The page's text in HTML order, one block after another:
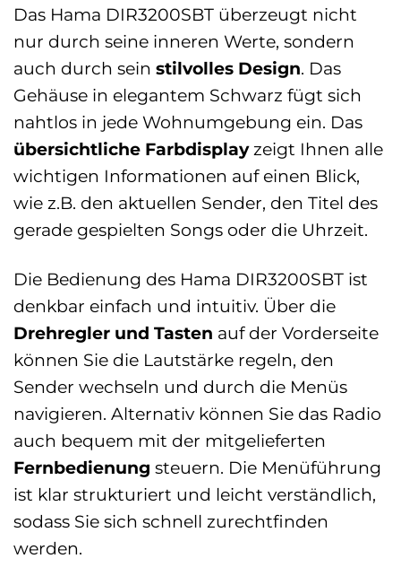
Das Hama DIR3200SBT überzeugt nicht
nur durch seine inneren Werte, sondern
auch durch sein stilvolles Design. Das
Gehäuse in elegantem Schwarz fügt sich
nahtlos in jede Wohnumgebung ein. Das
übersichtliche Farbdisplayzeigt Ihnen alle
wichtigen Informationen auf einen Blick,
wie z.B. den aktuellen Sender, den Titel des
gerade gespielten Songs oder die Uhrzeit.
Die Bedienung des Hama DIR3200SBT ist
denkbar einfach und intuitiv. Über die
Drehregler und Tasten auf der Vorderseite
können Sie die Lautstärke regeln, den
Sender wechseln und durch die Menüs
navigieren. Alternativ können Sie das Radio
auch bequem mit der mitgelieferten
Fernbedienung steuern. Die Menüführung
ist klar strukturiert und leicht verständlich,
sodass Sie sich schnell zurechtfinden
werden.